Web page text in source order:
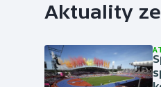
Aktuality